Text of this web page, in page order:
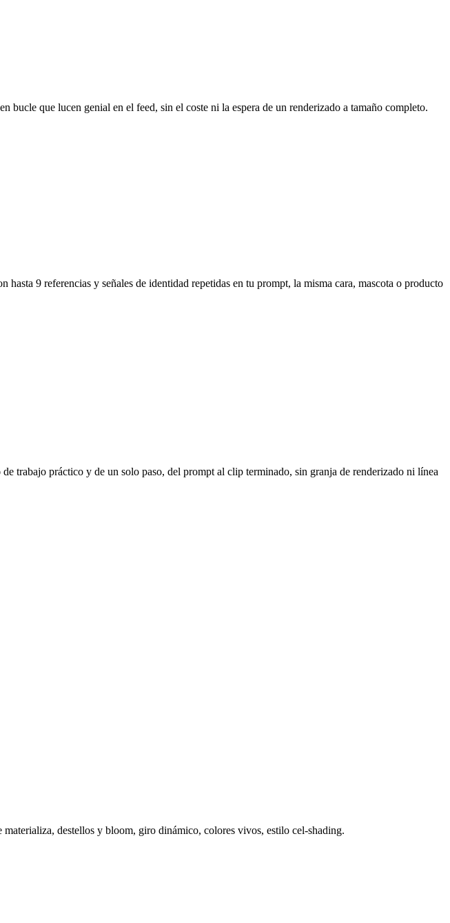
que lucen genial en el feed, sin el coste ni la espera de un renderizado a tamaño completo.
9 referencias y señales de identidad repetidas en tu prompt, la misma cara, mascota o producto
trabajo práctico y de un solo paso, del prompt al clip terminado, sin granja de renderizado ni línea
destellos y bloom, giro dinámico, colores vivos, estilo cel-shading.